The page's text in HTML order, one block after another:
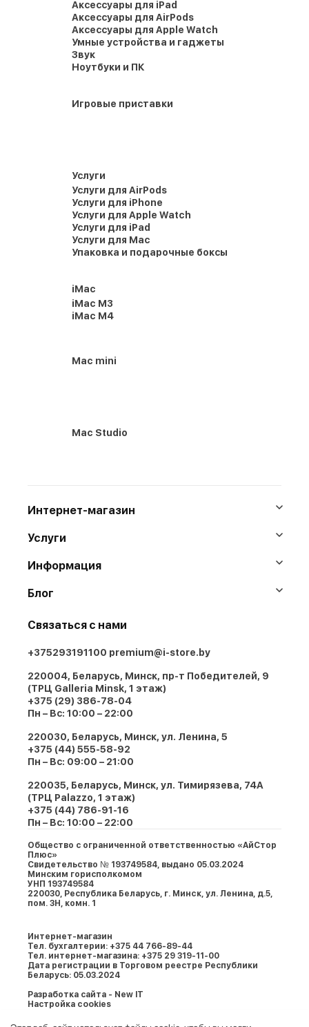
Аксессуары для iPad
Аксессуары для AirPods
Аксессуары для Apple Watch
Умные устройства и гаджеты
Звук
Ноутбуки и ПК
Игровые приставки
Услуги
Услуги для AirPods
Услуги для iPhone
Услуги для Apple Watch
Услуги для iPad
Услуги для Mac
Упаковка и подарочные боксы
iMac
iMac M3
iMac M4
Mac mini
Mac Studio
Интернет-магазин
Услуги
Информация
Блог
Связаться с нами
+375293191100 premium@i-store.by
220004, Беларусь, Минск, пр-т Победителей, 9
(ТРЦ Galleria Minsk, 1 этаж)
+375 (29) 386-78-04
Пн – Вс: 10:00 – 22:00
220030, Беларусь, Минск, ул. Ленина, 5
+375 (44) 555-58-92
Пн – Вс: 09:00 – 21:00
220035, Беларусь, Минск, ул. Тимирязева, 74A
(ТРЦ Palazzo, 1 этаж)
+375 (44) 786-91-16
Пн – Вс: 10:00 – 22:00
Общество с ограниченной ответственностью «АйСтор
Плюс»
Свидетельство № 193749584, выдано 05.03.2024
Минским горисполкомом
УНП 193749584
220030, Республика Беларусь, г. Минcк, ул. Ленина, д.5,
пом. 3Н, комн. 1
Интернет-магазин
Тел. бухгалтерии: +375 44 766-89-44
Тел. интернет-магазина: +375 29 319-11-00
Дата регистрации в Торговом реестре Республики
Беларусь: 05.03.2024
Разработка сайта - New IT
Настройка cookies